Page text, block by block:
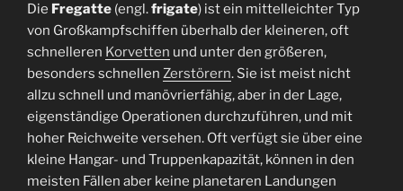
Die Fregatte (engl.frigate) ist ein mittelleichter Typ
von Großkampfschiffen überhalb der kleineren, oft
schnelleren Korvetten und unter den größeren,
besonders schnellen Zerstörern. Sie ist meist nicht
allzu schnell und manövrierfähig, aber in der Lage,
eigenständige Operationen durchzuführen, und mit
hoher Reichweite versehen. Oft verfügt sie über eine
kleine Hangar- und Truppenkapazität, können in den
meisten Fällen aber keine planetaren Landungen